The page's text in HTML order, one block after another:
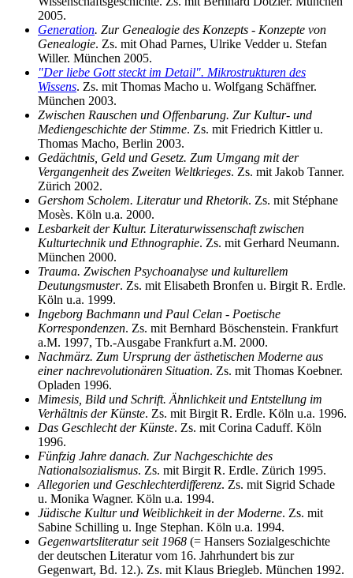
2005.
Generation. Zur Genealogie des Konzepts - Konzepte von
Genealogie. Zs. mit Ohad Parnes, Ulrike Vedder u. Stefan
Willer. München 2005.
"Der liebe Gott steckt im Detail". Mikrostrukturen des
Wissens. Zs. mit Thomas Macho u. Wolfgang Schäffner.
München 2003.
Zwischen Rauschen und Offenbarung. Zur Kultur- und
Mediengeschichte der Stimme. Zs. mit Friedrich Kittler u.
Thomas Macho, Berlin 2003.
Gedächtnis, Geld und Gesetz. Zum Umgang mit der
Vergangenheit des Zweiten Weltkrieges. Zs. mit Jakob Tanner.
Zürich 2002.
Gershom Scholem. Literatur und Rhetorik. Zs. mit Stéphane
Mosès. Köln u.a. 2000.
Lesbarkeit der Kultur. Literaturwissenschaft zwischen
Kulturtechnik und Ethnographie. Zs. mit Gerhard Neumann.
München 2000.
Trauma. Zwischen Psychoanalyse und kulturellem
Deutungsmuster. Zs. mit Elisabeth Bronfen u. Birgit R. Erdle.
Köln u.a. 1999.
Ingeborg Bachmann und Paul Celan - Poetische
Korrespondenzen. Zs. mit Bernhard Böschenstein. Frankfurt
a.M. 1997, Tb.-Ausgabe Frankfurt a.M. 2000.
Nachmärz. Zum Ursprung der ästhetischen Moderne aus
einer nachrevolutionären Situation. Zs. mit Thomas Koebner.
Opladen 1996.
Mimesis, Bild und Schrift. Ähnlichkeit und Entstellung im
Verhältnis der Künste. Zs. mit Birgit R. Erdle. Köln u.a. 1996.
Das Geschlecht der Künste. Zs. mit Corina Caduff. Köln
1996.
Fünfzig Jahre danach. Zur Nachgeschichte des
Nationalsozialismus. Zs. mit Birgit R. Erdle. Zürich 1995.
Allegorien und Geschlechterdifferenz. Zs. mit Sigrid Schade
u. Monika Wagner. Köln u.a. 1994.
Jüdische Kultur und Weiblichkeit in der Moderne. Zs. mit
Sabine Schilling u. Inge Stephan. Köln u.a. 1994.
Gegenwartsliteratur seit 1968 (= Hansers Sozialgeschichte
der deutschen Literatur vom 16. Jahrhundert bis zur
Gegenwart, Bd. 12.). Zs. mit Klaus Briegleb. München 1992.